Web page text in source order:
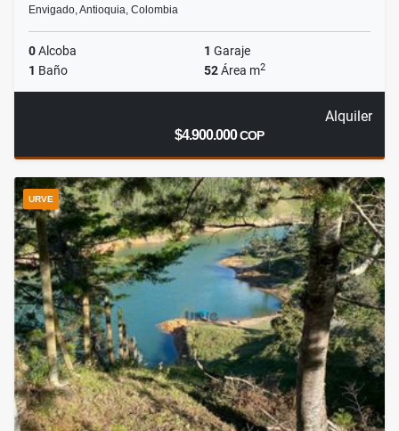
Envigado, Antioquia, Colombia
0Alcoba 1 Garaje
1 Baño 52Área m2
Alquiler
$4.900.000COP
URVE